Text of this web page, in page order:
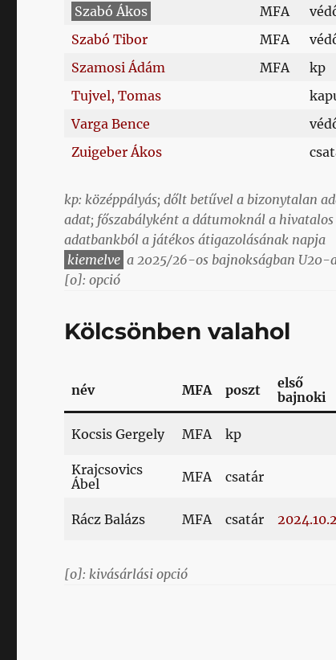
Szabó Ákos
MFA
Szabó Tibor
MFA
Szamosi Ádám
MFA kp
Tujvel, Tomas
Varga Bence
Zuigeber Ákos
kp: középpályás;dőlt betűvela bizonytalan
adat; főszabályként a dátumoknál a
adatbankból a játékos átigazolásának napja
kiemelve a 2025/26-os bajnokságban U20-
[o]: opció
Kölcsönben valahol
név MFA poszt
első
bajnoki
Kocsis Gergely MFA kp
Krajcsovics
Ábel
MFA csatár
Rácz Balázs MFA csatár
[o]: kivásárlási opció